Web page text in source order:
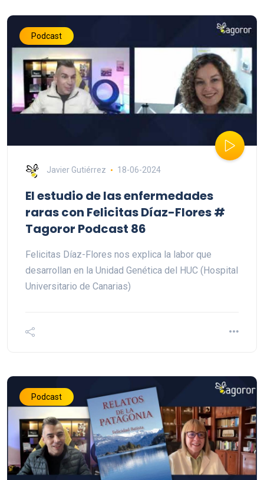
Podcast
Javier Gutiérrez 18-06-2024
El estudio de las enfermedades
raras con Felicitas Díaz-Flores #
Tagoror Podcast 86
Felicitas Díaz-Flores nos explica la labor que
desarrollan en la Unidad Genética del HUC (Hospital
Universitario de Canarias)
Podcast